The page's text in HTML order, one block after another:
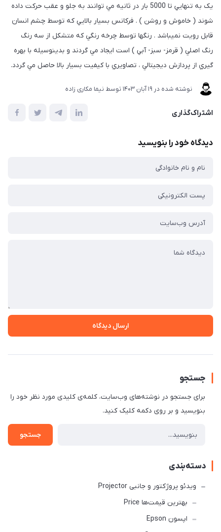
يک به تنهايي تا 5000 بار در ثانيه مي توانند به جلو و عقب حرکت داده
شوند ( خاموش و روشن ) . فرکانس بسيار بالايي که توسط چشم انسان
قابل رويت نميباشد . رنگها توسط چرخه رنگي که متشکل از سه رنگ
رنگ اصلي ( قرمز- سبز- آبي ) است ايجاد مي گردند و بدينوسيله با بهره
گيري از پردازش ديجيتالي ، تصاويري با کيفيت بسيار بالا حاصل مي گردد.
نوشته شده در 19 آبان 1403 توسط نیما مکاری زاده
اشتراک‌گذاری
دیدگاه خود را بنویسید
ارسال دیدگاه
جستجو
برای جستجو در نوشته‌های وب‌سایت، کلمه‌ی کلیدی مورد نظر خود را
بنویسید و بر روی دکمه کلیک کنید.
جستجو
دسته‌بندی
ویدئو پروژکتور و جانبی Projector
بهترین قیمت‌ها Price
اپسون Epson